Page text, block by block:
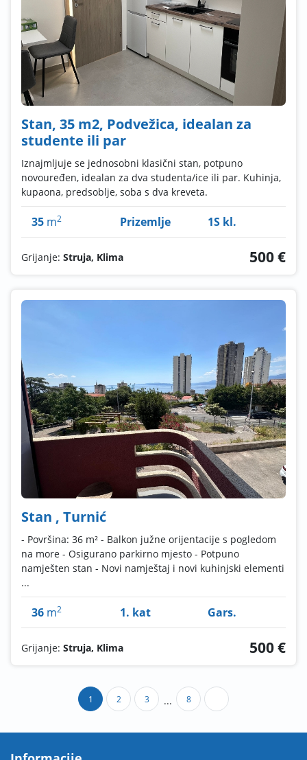
Stan, 35 m2, Podvežica, idealan za
studente ili par
Iznajmljuje se jednosobni klasični stan, potpuno
novouređen, idealan za dva studenta/ice ili par. Kuhinja,
kupaona, predsoblje, soba s dva kreveta.
35 m2 Prizemlje 1S kl.
Grijanje: Struja, Klima 500 €
Stan , Turnić
- Površina: 36 m² - Balkon južne orijentacije s pogledom
na more - Osigurano parkirno mjesto - Potpuno
namješten stan - Novi namještaj i novi kuhinjski elementi
...
36 m2 1. kat Gars.
Grijanje: Struja, Klima 500 €
1 2 3 ... 8